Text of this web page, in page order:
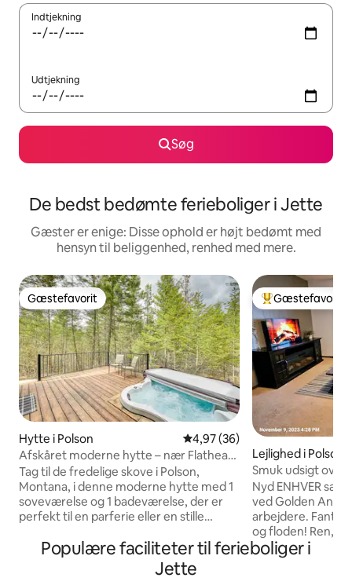
Indtjekning
Udtjekning
Søg
De bedst bedømte ferieboliger i Jette
Gæster er enige: Disse ophold er højt bedømt med
hensyn til beliggenhed, renhed med mere.
Gæstefavorit
Gæstefavorit
Hytte i Polson 4,97 ud af 5 i gennemsnitlig
4,97 (36)
Afskåret moderne hytte – nær Flathead
Lake
Tag til de fredelige skove i Polson,
Montana, i denne moderne hytte med 1
soveværelse og 1 badeværelse, der er
perfekt til en parferie eller en stille
bekvemmeligheder, herunder apparater
i rustfrit stål, et smart-tv, en elektrisk
pejs og gennemtænkte detaljer. Gå
Bedste
Gæstefavorit
Lejlighed i Polson
Smuk udsigt over
Golden Anchor #5
Nyd ENHVER
ved Golden Anchor! Perfekt til
arbejdere.
og floden! Ren,
beliggende.
fantastisk lille by til
Populære faciliteter til ferieboliger i
Jette